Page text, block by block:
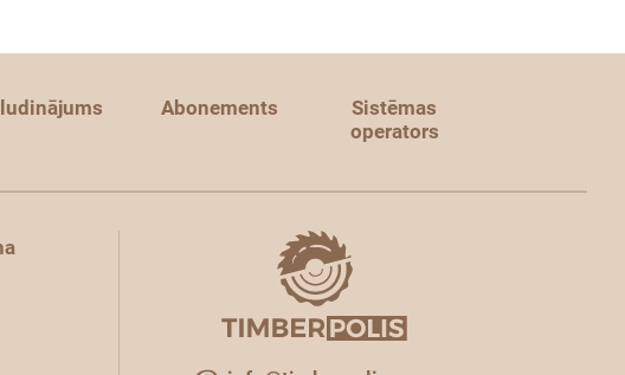
Abonements
Sistēmas
operators